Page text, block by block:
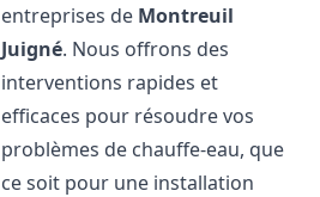
entreprises de Montreuil
Juigné. Nous offrons des
interventions rapides et
efficaces pour résoudre vos
problèmes de chauffe-eau, que
ce soit pour une installation